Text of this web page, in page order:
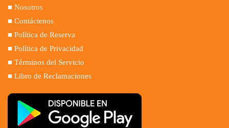
■ Nosotros
■ Contáctenos
■ Política de Reserva
■ Política de Privacidad
■ Términos del Servicio
■ Libro de Reclamaciones